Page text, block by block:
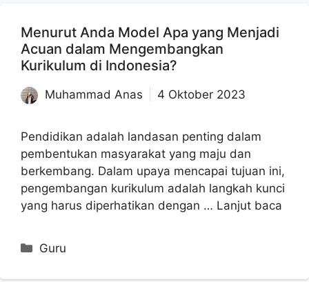
Menurut Anda Model Apa yang Menjadi
Acuan dalam Mengembangkan
Kurikulum di Indonesia?
Muhammad Anas 4 Oktober 2023
Pendidikan adalah landasan penting dalam
pembentukan masyarakat yang maju dan
berkembang. Dalam upaya mencapai tujuan ini,
pengembangan kurikulum adalah langkah kunci
yang harus diperhatikan dengan … Lanjut baca
Kategori
Guru